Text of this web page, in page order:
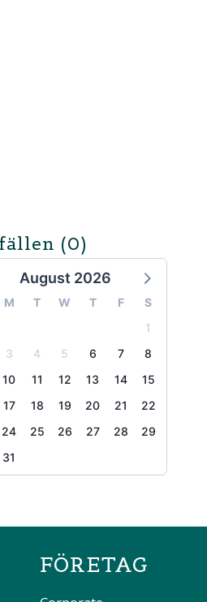
(0)
August 2026
M T W T F
S
1
3 4 5 6 7
8
10 11 12 13 14
15
17 18 19 20 21
22
24 25 26 27 28
29
31
FÖRETAG